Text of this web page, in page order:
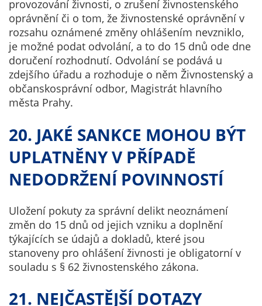
provozování živnosti, o zrušení živnostenského
oprávnění či o tom, že živnostenské oprávnění v
rozsahu oznámené změny ohlášením nevzniklo,
je možné podat odvolání, a to do 15 dnů ode dne
doručení rozhodnutí. Odvolání se podává u
zdejšího úřadu a rozhoduje o něm Živnostenský a
občanskosprávní odbor, Magistrát hlavního
města Prahy.
20. JAKÉ SANKCE MOHOU BÝT
UPLATNĚNY V PŘÍPADĚ
NEDODRŽENÍ POVINNOSTÍ
Uložení pokuty za správní delikt neoznámení
změn do 15 dnů od jejich vzniku a doplnění
týkajících se údajů a dokladů, které jsou
stanoveny pro ohlášení živnosti je obligatorní v
souladu s § 62 živnostenského zákona.
21. NEJČASTĚJŠÍ DOTAZY